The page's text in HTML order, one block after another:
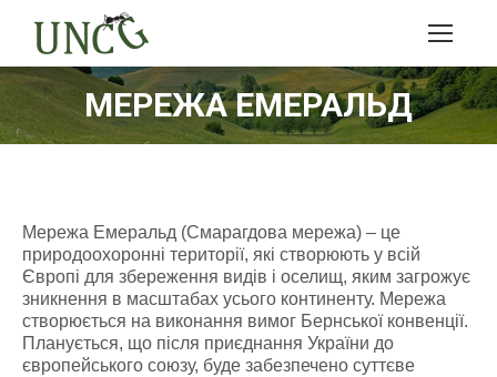
МЕРЕЖА ЕМЕРАЛЬД
Мережа Емеральд (Смарагдова мережа) – це
природоохоронні території, які створюють у всій
Європі для збереження видів і оселищ, яким загрожує
зникнення в масштабах усього континенту. Мережа
створюється на виконання вимог Бернської конвенції.
Планується, що після приєднання України до
європейського союзу, буде забезпечено суттєве